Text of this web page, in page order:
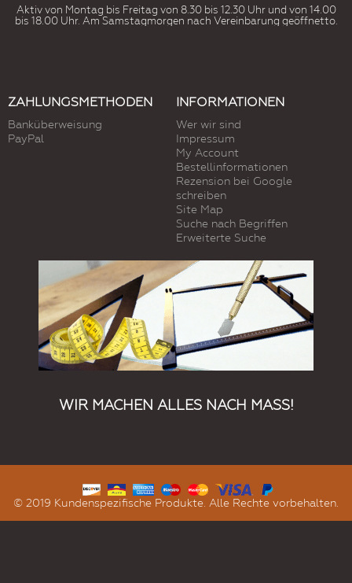
Aktiv von Montag bis Freitag von 8.30 bis 12.30 Uhr und von 14.00
bis 18.00 Uhr. Am Samstagmorgen nach Vereinbarung geöffnetto.
ZAHLUNGSMETHODEN
Banküberweisung
PayPal
INFORMATIONEN
Wer wir sind
Impressum
My Account
Bestellinformationen
Rezension bei Google
schreiben
Site Map
Suche nach Begriffen
Erweiterte Suche
WIR MACHEN ALLES NACH MASS!
© 2019 Kundenspezifische Produkte. Alle Rechte vorbehalten.